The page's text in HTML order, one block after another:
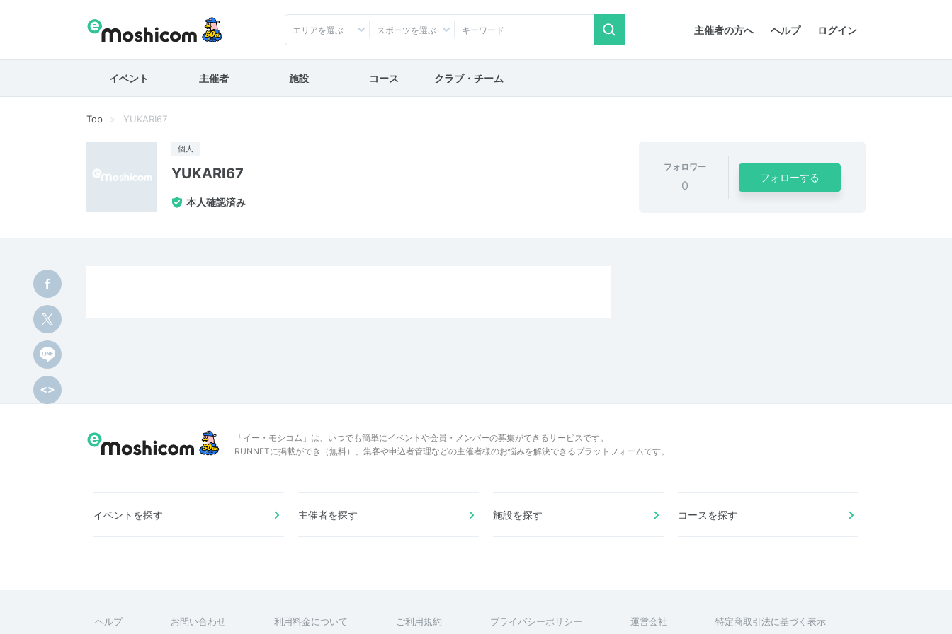
主催者の方へ ヘルプ ログイン
エリアを選ぶ スポーツを選ぶ
イベント 主催者 施設 コース クラブ・チーム
Top YUKARI67
個人
YUKARI67
本人確認済み
フォロワー
0
フォローする
「イー・モシコム」は、いつでも簡単にイベントや会員・メンバーの募集ができるサービスです。
RUNNETに掲載ができ（無料）、集客や申込者管理などの主催者様のお悩みを解決できるプラットフォームです。
イベントを探す 主催者を探す 施設を探す コースを探す
ヘルプ お問い合わせ 利用料金について ご利用規約 プライバシーポリシー 運営会社 特定商取引法に基づく表示